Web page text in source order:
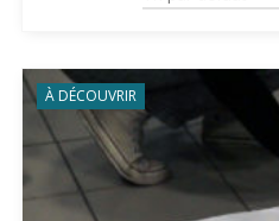
À DÉCOUVRIR